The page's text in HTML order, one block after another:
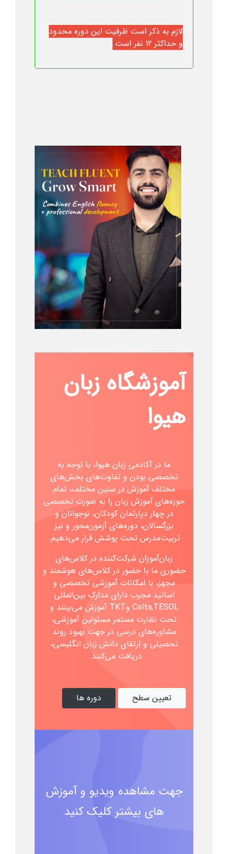
لازم به ذکر است ظرفیت این دوره محدود
و حداکثر 12 نفر است.
آموزشگاه زبان
هیوا
ما در آکادمی زبان هیوا، با توجه به
تخصصی بودن و تفاوت‌های بخش‌های
مختلف آموزش در سنین مختلف، تمام
حوزه‌های آموزش زبان را به‌ صورت تخصصی
در چهار دپارتمان کودکان، نوجوانان و
بزرگسالان، دوره‌های آزمون‌محور و نیز
تربیت‌مدرس تحت پوشش قرار می‌دهیم.
زبان‌آموزان شرکت‌کننده در کلاس‌های
حضوری ما با حضور در کلاس‌های هوشمند و
مجهز، با امکانات آموزشی تخصصی و
اساتید مجرب دارایمدارک بین‌المللی
Celta,TESOL وTKT آموزش می‌بینند و
تحت نظارت مستمر مسئولین آموزشی،
مشاوره‌های درسی در جهت بهبود روند
تحصیلی و ارتقای دانش‌ زبان انگلیسی،
دریافت می‌کنند.
تعیین سطح دوره ها
جهت مشاهده ویدیو و آموزش
های بیشتر کلیک کنید